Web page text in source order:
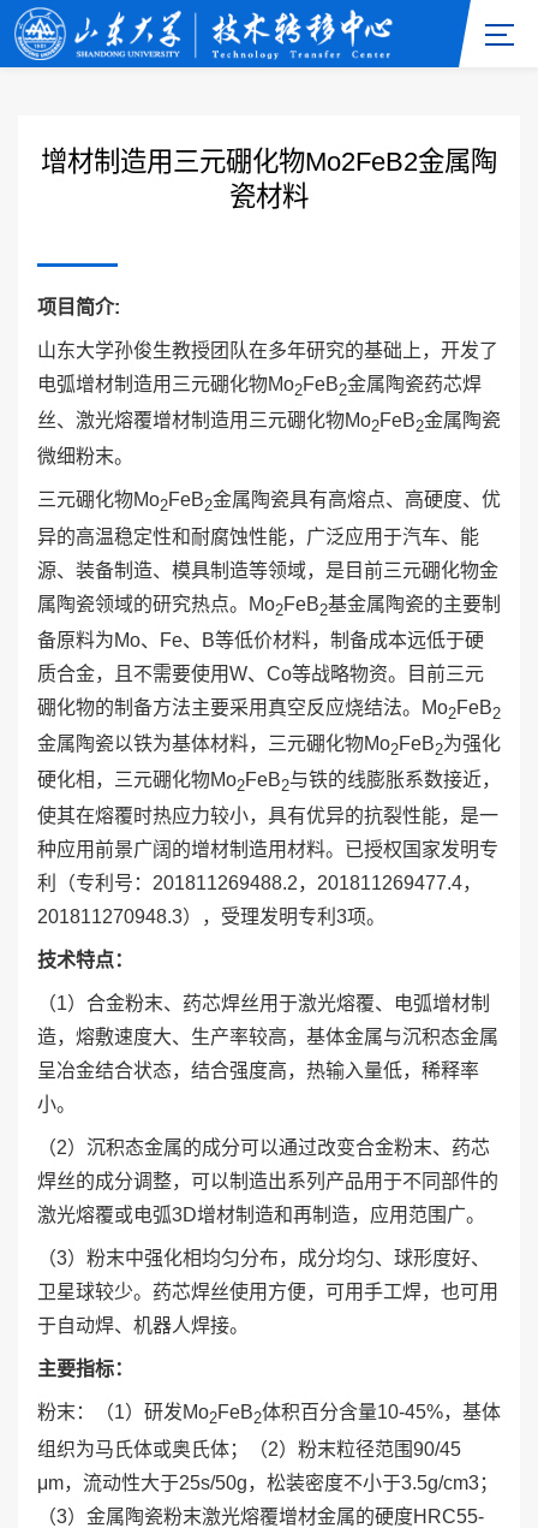
增材制造用三元硼化物Mo2FeB2金属陶
瓷材料
项目简介:
山东大学孙俊生教授团队在多年研究的基础上，开发了
电弧增材制造用三元硼化物Mo2FeB2金属陶瓷药芯焊
丝、激光熔覆增材制造用三元硼化物Mo2FeB2金属陶瓷
微细粉末。
三元硼化物Mo2FeB2金属陶瓷具有高熔点、高硬度、优
异的高温稳定性和耐腐蚀性能，广泛应用于汽车、能
源、装备制造、模具制造等领域，是目前三元硼化物金
属陶瓷领域的研究热点。Mo2FeB2基金属陶瓷的主要制
备原料为Mo、Fe、B等低价材料，制备成本远低于硬
质合金，且不需要使用W、Co等战略物资。目前三元
硼化物的制备方法主要采用真空反应烧结法。Mo2FeB2
金属陶瓷以铁为基体材料，三元硼化物Mo2FeB2为强化
硬化相，三元硼化物Mo2FeB2与铁的线膨胀系数接近，
使其在熔覆时热应力较小，具有优异的抗裂性能，是一
种应用前景广阔的增材制造用材料。已授权国家发明专
利（专利号：201811269488.2，201811269477.4，
201811270948.3），受理发明专利3项。
技术特点：
（1）合金粉末、药芯焊丝用于激光熔覆、电弧增材制
造，熔敷速度大、生产率较高，基体金属与沉积态金属
呈冶金结合状态，结合强度高，热输入量低，稀释率
小。
（2）沉积态金属的成分可以通过改变合金粉末、药芯
焊丝的成分调整，可以制造出系列产品用于不同部件的
激光熔覆或电弧3D增材制造和再制造，应用范围广。
（3）粉末中强化相均匀分布，成分均匀、球形度好、
卫星球较少。药芯焊丝使用方便，可用手工焊，也可用
于自动焊、机器人焊接。
主要指标：
粉末：（1）研发Mo2FeB2体积百分含量10-45%，基体
组织为马氏体或奥氏体；（2）粉末粒径范围90/45
μm，流动性大于25s/50g，松装密度不小于3.5g/cm3；
（3）金属陶瓷粉末激光熔覆增材金属的硬度HRC55-